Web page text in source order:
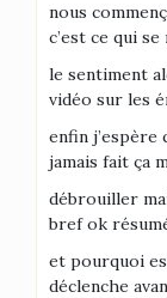
nous
c’est ce qui
le sentiment
vidéo sur les
enfin j’espère
jamais fait ça
débrouiller
bref ok
et pourquoi
déclenche